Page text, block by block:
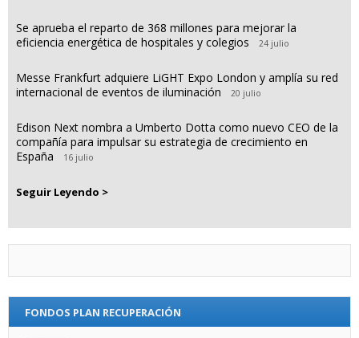
Se aprueba el reparto de 368 millones para mejorar la
eficiencia energética de hospitales y colegios
24 julio
Messe Frankfurt adquiere LiGHT Expo London y amplía su red
internacional de eventos de iluminación
20 julio
Edison Next nombra a Umberto Dotta como nuevo CEO de la
compañía para impulsar su estrategia de crecimiento en
España
16 julio
Seguir Leyendo >
FONDOS PLAN RECUPERACIÓN